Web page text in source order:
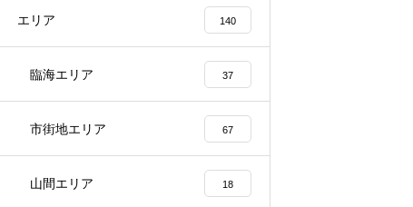
エリア 140
臨海エリア 37
市街地エリア 67
山間エリア 18